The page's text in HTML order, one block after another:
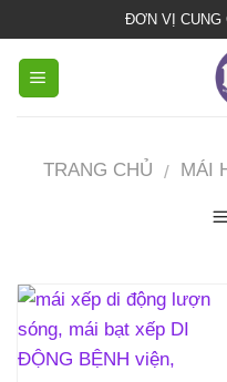
che
nắng
mưa
ĐƠN VỊ CUNG
TRANG CHỦ / MÁI